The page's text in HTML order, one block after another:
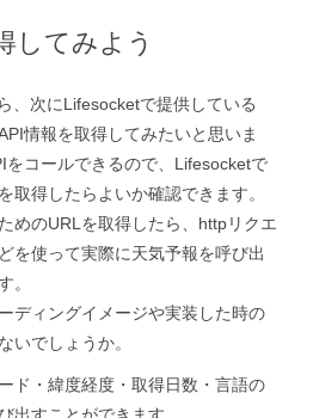
してみよう
、次にLifesocketで提供している
情報を取得してみたいと思いま
をコールできるので、Lifesocketで
取得したらよいか確認できます。
めのURLを取得したら、httpリクエ
を使って実際に天気予報を呼び出
。
ディングイメージや実装した時の
いでしょうか。
ド・緯度経度・取得日数・言語の